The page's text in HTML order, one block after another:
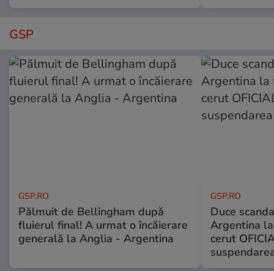
GSP
GSP.RO
Pălmuit de Bellingham după
fluierul final! A urmat o încăierare
generală la Anglia - Argentina
GSP.RO
Duce
Argentina
cerut